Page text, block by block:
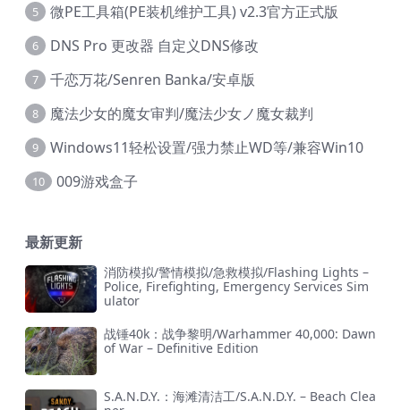
5 微PE工具箱(PE装机维护工具) v2.3官方正式版
6 DNS Pro 更改器 自定义DNS修改
7 千恋万花/Senren Banka/安卓版
8 魔法少女的魔女审判/魔法少女ノ魔女裁判
9 Windows11轻松设置/强力禁止WD等/兼容Win10
10 009游戏盒子
最新更新
消防模拟/警情模拟/急救模拟/Flashing Lights –
Police, Firefighting, Emergency Services Sim
ulator
战锤40k：战争黎明/Warhammer 40,000: Dawn
of War – Definitive Edition
S.A.N.D.Y.：海滩清洁工/S.A.N.D.Y. – Beach Clea